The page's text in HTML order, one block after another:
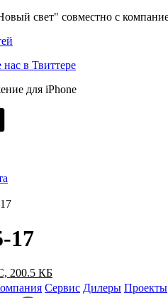
свет" совместно с
нас в Твиттере
для iPhone
17
200.5 КБ
Сервис Дилеры Проекты